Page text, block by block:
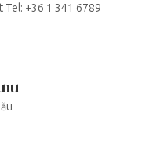
Tel: +36 1 341 6789